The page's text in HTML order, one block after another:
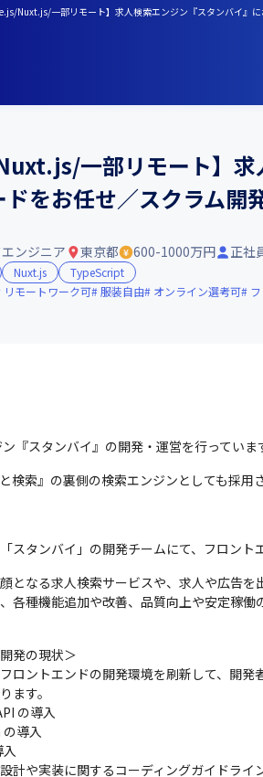
Nuxt.js/一部リモート】求人検索エンジン『スタンバイ』
一部リモート】
をお任せ／スクラム開
ンジニア 東京都 600-1000万円 正社
Nuxt.js
TypeScript
リモートワーク可 服装自由 オンライン選考可
『スタンバイ』の開発・運営を行っていま
検索』の裏側の検索エンジンとしても採用
スタンバイ」の開発チームにて、フロント
顔となる求人検索サービスや、求人や広告
各種機能追加や改善、品質向上や安定稼
発の現状＞
ロントエンドの開発環境を刷新して、開
ます。
の導入
導入
計や実装に関するコーディングガイドライ